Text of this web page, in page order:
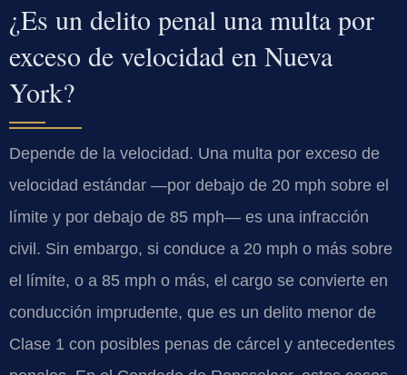
¿Es un delito penal una multa por
exceso de velocidad en Nueva
York?
Depende de la velocidad. Una multa por exceso de
velocidad estándar —por debajo de 20 mph sobre el
límite y por debajo de 85 mph— es una infracción
civil. Sin embargo, si conduce a 20 mph o más sobre
el límite, o a 85 mph o más, el cargo se convierte en
conducción imprudente, que es un delito menor de
Clase 1 con posibles penas de cárcel y antecedentes